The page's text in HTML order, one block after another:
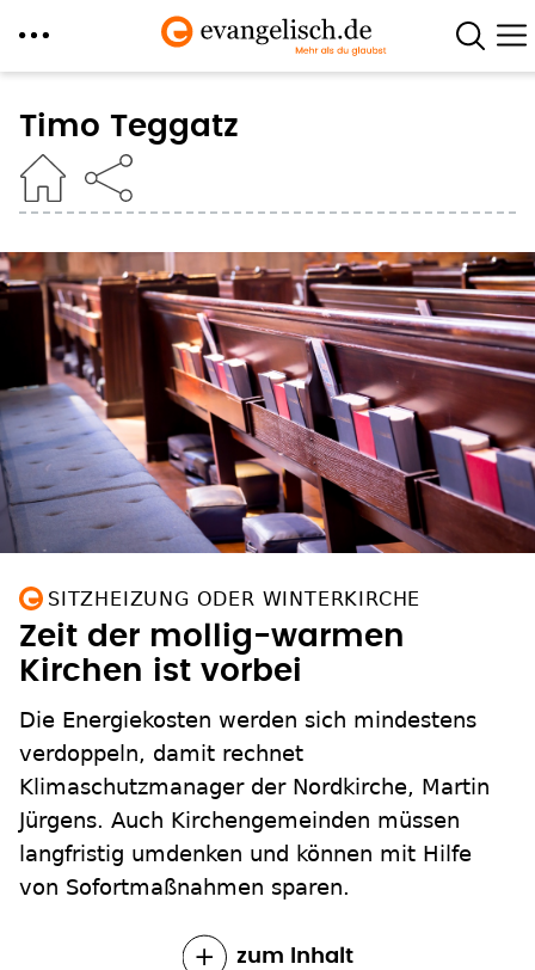
zum
Inhalt
Timo Teggatz
SITZHEIZUNG ODER WINTERKIRCHE
Zeit der mollig-warmen
Kirchen ist vorbei
Die Energiekosten werden sich mindestens
verdoppeln, damit rechnet
Klimaschutzmanager der Nordkirche, Martin
Jürgens. Auch Kirchengemeinden müssen
langfristig umdenken und können mit Hilfe
von Sofortmaßnahmen sparen.
zum Inhalt